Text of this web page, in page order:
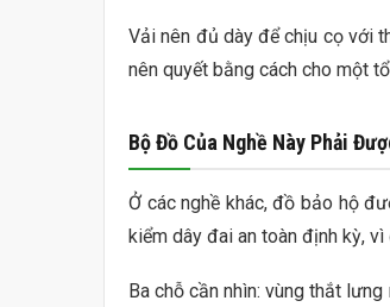
Vải nên đủ dày để chịu cọ với
nên quyết bằng cách cho một
Bộ Đồ Của Nghề Này Phải
Ở các nghề khác, đồ bảo hộ
kiểm dây đai an toàn định kỳ,
Ba chỗ cần nhìn: vùng thắt